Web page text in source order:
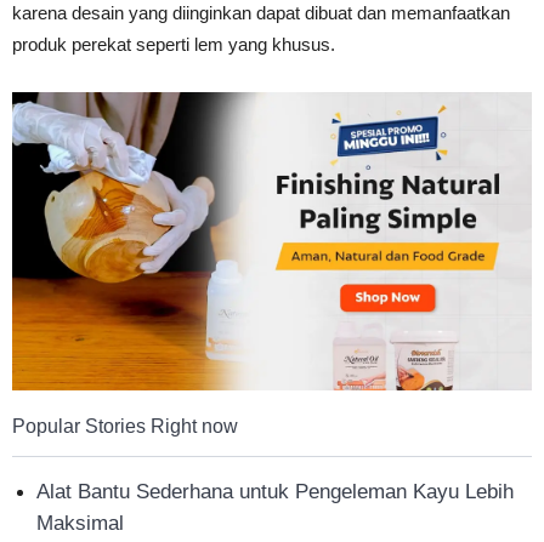
Tahan
karena desain yang diinginkan dapat dibuat dan memanfaatkan
produk perekat seperti lem yang khusus.
Popular Stories Right now
Alat Bantu Sederhana untuk Pengeleman Kayu Lebih
Maksimal